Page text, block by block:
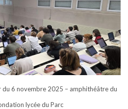
du 6 novembre 2025 – amphithéâtre du
lycée du Parc